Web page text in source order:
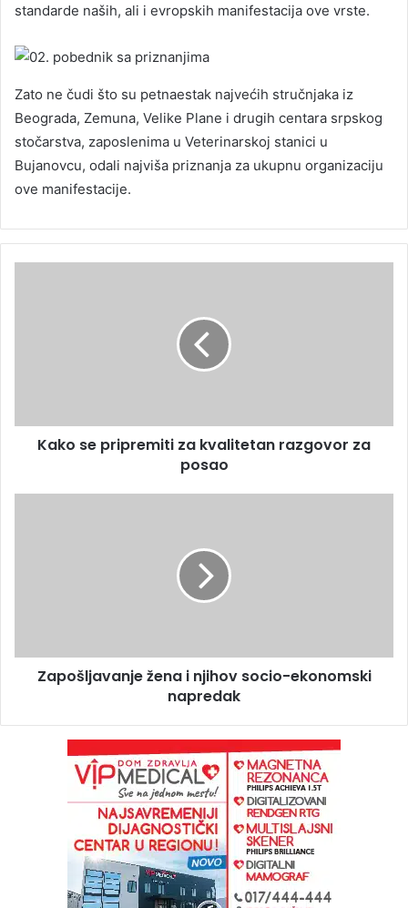
standarde naših, ali i evropskih manifestacija ove vrste.
Zato ne čudi što su petnaestak najvećih stručnjaka iz
Beograda, Zemuna, Velike Plane i drugih centara srpskog
stočarstva, zaposlenima u Veterinarskoj stanici u
Bujanovcu, odali najviša priznanja za ukupnu organizaciju
ove manifestacije.
Kako se pripremiti za kvalitetan razgovor za
posao
Zapošljavanje žena i njihov socio-ekonomski
napredak